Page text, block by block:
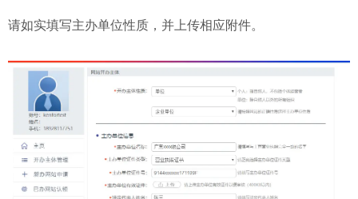
请如实填写主办单位性质，并上传相应附件。